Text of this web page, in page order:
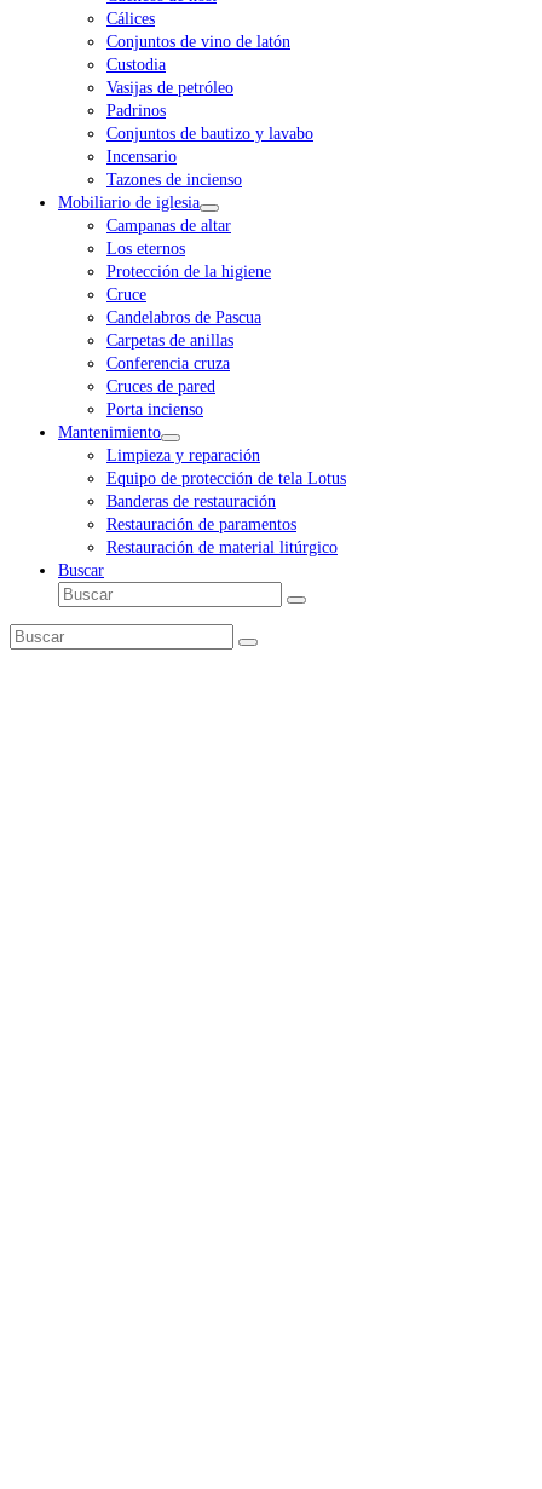
Cálices
Conjuntos de vino de latón
Custodia
Vasijas de petróleo
Padrinos
Conjuntos de bautizo y lavabo
Incensario
Tazones de incienso
Mobiliario de iglesia
Campanas de altar
Los eternos
Protección de la higiene
Cruce
Candelabros de Pascua
Carpetas de anillas
Conferencia cruza
Cruces de pared
Porta incienso
Mantenimiento
Limpieza y reparación
Equipo de protección de tela Lotus
Banderas de restauración
Restauración de paramentos
Restauración de material litúrgico
Buscar
Buscar
Enviar
Buscar
Enviar